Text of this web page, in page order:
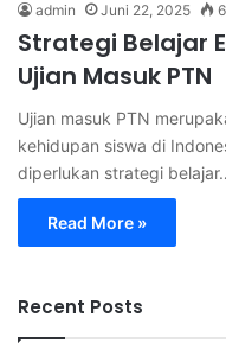
admin Juni 22, 2025
Strategi Belajar
Ujian Masuk PTN
Ujian masuk PTN
kehidupan siswa di
diperlukan strategi
Read More »
Recent Posts